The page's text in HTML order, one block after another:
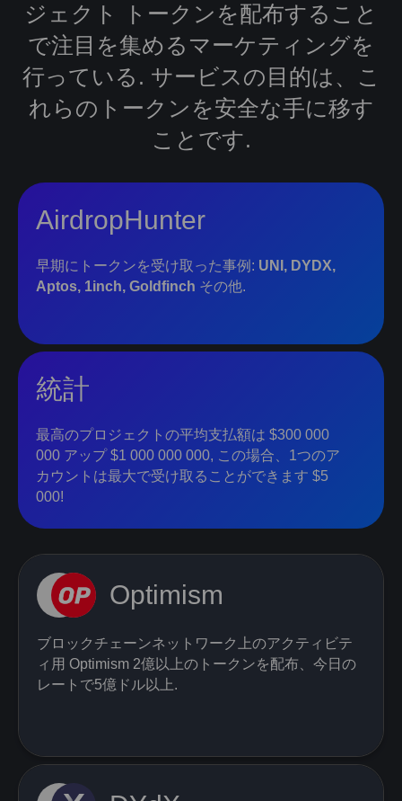
ジェクト トークンを配布すること
で注目を集めるマーケティングを
行っている. サービスの目的は、こ
れらのトークンを安全な手に移す
ことです.
AirdropHunter
早期にトークンを受け取った事例: UNI, DYDX,
Aptos, 1inch, Goldfinch その他.
統計
最高のプロジェクトの平均支払額は $300 000
000 アップ $1 000 000 000, この場合、1つのア
カウントは最大で受け取ることができます $5
000!
Optimism
ブロックチェーンネットワーク上のアクティビテ
ィ用 Optimism 2億以上のトークンを配布、今日の
レートで5億ドル以上.